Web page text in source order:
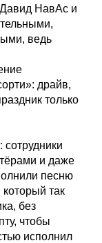
НавАс и
ведь
драйв,
только
сотрудники
и даже
песню
так
без
чтобы
исполнил